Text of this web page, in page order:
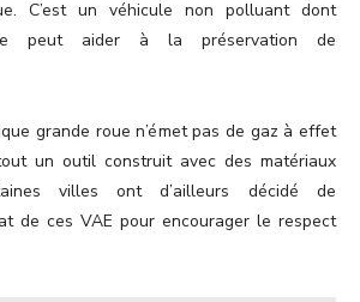
C’est un véhicule non polluant dont
peut aider à la préservation de
grande roue n’émet pas de gaz à effet
un outil construit avec des matériaux
villes ont d’ailleurs décidé de
de ces VAE pour encourager le respect